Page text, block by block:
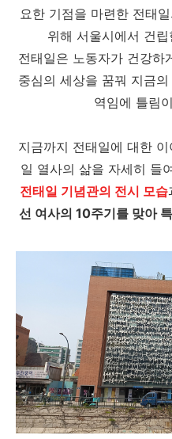
요한 기점을 마련한 전태
위해 서울시에서 건
전태일은 노동자가 건강하
중심의 세상을 꿈꿔 지금
역임에 틀림
지금까지 전태일에 대한
일 열사의 삶을 자세히 들
전태일 기념관의 전시 모습
선 여사의 10주기를 맞아